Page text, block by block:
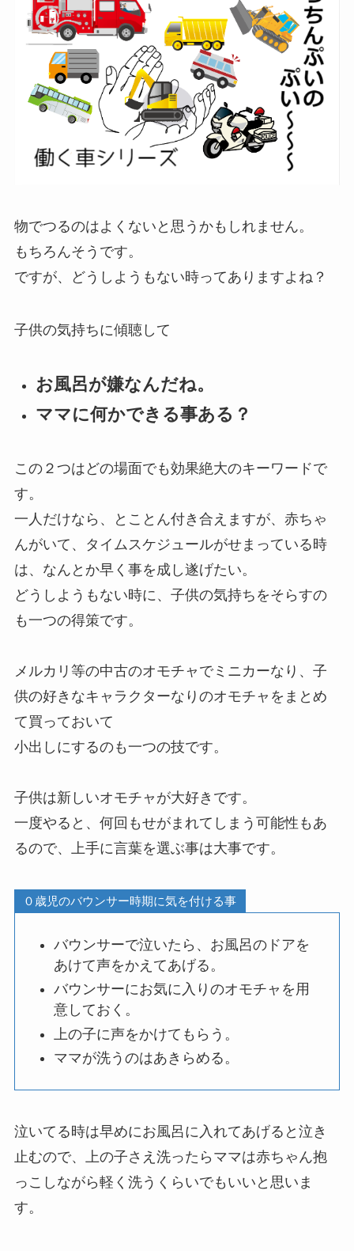
物でつるのはよくないと思うかもしれません。
もちろんそうです。
ですが、どうしようもない時ってありますよね？
子供の気持ちに傾聴して
お風呂が嫌なんだね。
ママに何かできる事ある？
この２つはどの場面でも効果絶大のキーワードで
す。
一人だけなら、とことん付き合えますが、赤ちゃ
んがいて、タイムスケジュールがせまっている時
は、なんとか早く事を成し遂げたい。
どうしようもない時に、子供の気持ちをそらすの
も一つの得策です。
メルカリ等の中古のオモチャでミニカーなり、子
供の好きなキャラクターなりのオモチャをまとめ
て買っておいて
小出しにするのも一つの技です。
子供は新しいオモチャが大好きです。
一度やると、何回もせがまれてしまう可能性もあ
るので、上手に言葉を選ぶ事は大事です。
０歳児のバウンサー時期に気を付ける事
バウンサーで泣いたら、お風呂のドアを
あけて声をかえてあげる。
バウンサーにお気に入りのオモチャを用
意しておく。
上の子に声をかけてもらう。
ママが洗うのはあきらめる。
泣いてる時は早めにお風呂に入れてあげると泣き
止むので、上の子さえ洗ったらママは赤ちゃん抱
っこしながら軽く洗うくらいでもいいと思いま
す。